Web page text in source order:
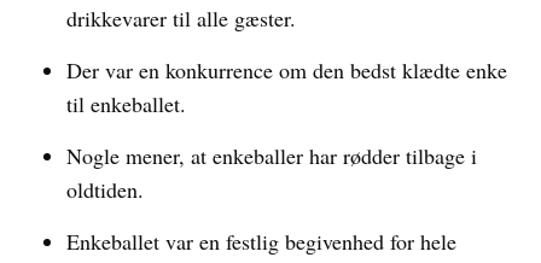
drikkevarer til alle gæster.
Der var en konkurrence om den bedst klædte enke
til enkeballet.
Nogle mener, at enkeballer har rødder tilbage i
oldtiden.
Enkeballet var en festlig begivenhed for hele